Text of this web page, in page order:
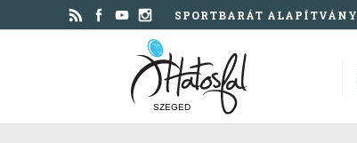
SPORTBARÁT ALAPÍTVÁNY
SZEGED